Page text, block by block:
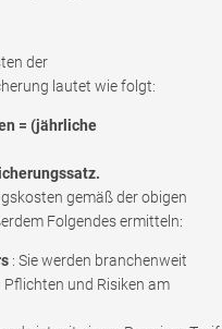
der
lautet wie folgt:
= (jährliche
gemäß der obigen
Folgendes ermitteln:
: Sie werden branchenweit
und Risiken am